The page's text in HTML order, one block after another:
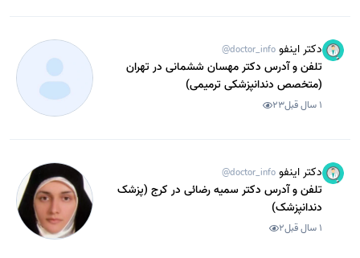
دکتر اینفو @doctor_info
تلفن و آدرس دکتر مهسان ششمانی در تهران
(متخصص دندانپزشکی ترمیمی)
1 سال قبل 23
دکتر اینفو @doctor_info
تلفن و آدرس دکتر سمیه رضائی در کرج (پزشک
دندانپزشک)
1 سال قبل 2